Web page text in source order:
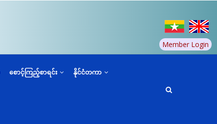
Member Login
စောင့်ကြည့်စာရင်း နိုင်ငံတကာ